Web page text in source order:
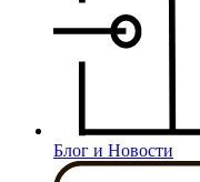
Блог и Новости